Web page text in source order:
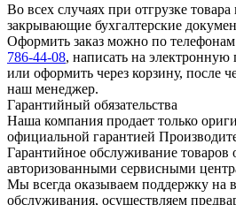
Во всех случаях при отгрузке
закрывающие бухгалтерские
Оформить заказ можно по телефонам
786-44-08, написать на электронную
или оформить через корзину, после
наш менеджер.
Гарантийный обязательства
Наша компания продает только
официальной гарантией
Гарантийное обслуживание товаров
авторизованными сервисными
Мы всегда оказываем поддержку на
обслуживания, осуществляем